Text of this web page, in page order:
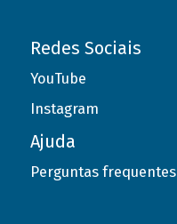
Redes Sociais
YouTube
Instagram
Ajuda
Perguntas frequentes